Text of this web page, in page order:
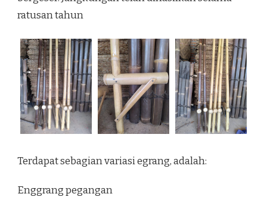
ratusan tahun
Terdapat sebagian variasi egrang, adalah:
Enggrang pegangan